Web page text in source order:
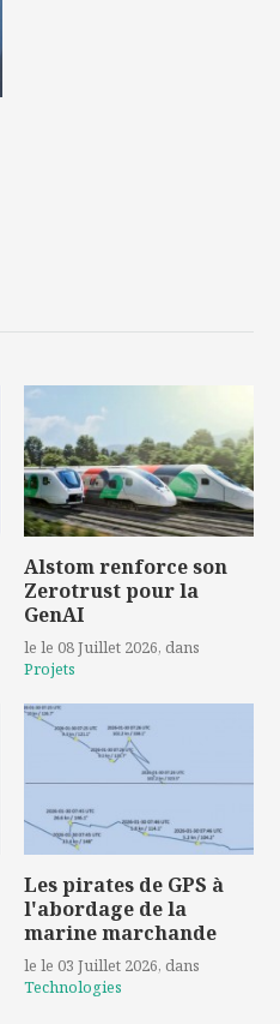
Alstom renforce son
Zerotrust pour la
GenAI
le le 08 Juillet 2026, dans
Projets
Les pirates de GPS à
l'abordage de la
marine marchande
le le 03 Juillet 2026, dans
Technologies